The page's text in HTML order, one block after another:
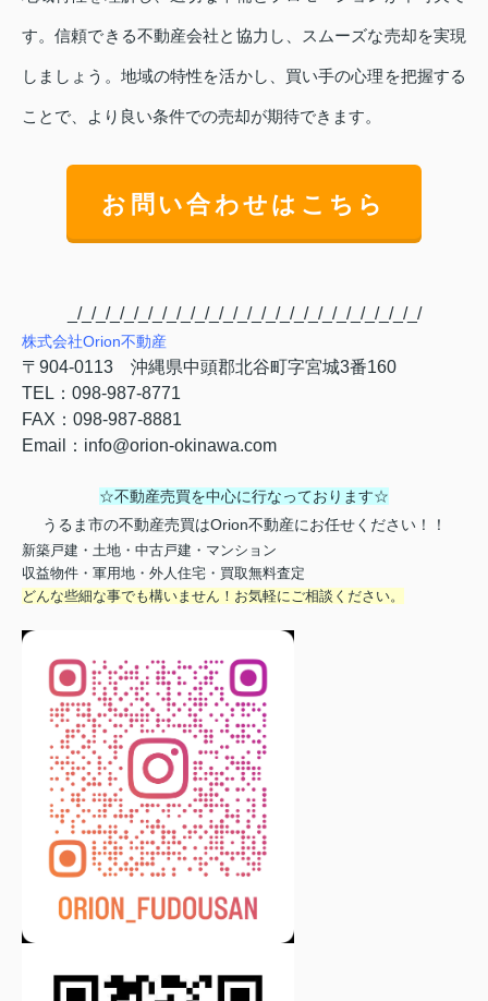
す。信頼できる不動産会社と協力し、スムーズな売却を実現
しましょう。地域の特性を活かし、買い手の心理を把握する
ことで、より良い条件での売却が期待できます。
お問い合わせはこちら
_/_/_/_/_/_/_/_/_/_/_/_/_/_/_/_/_/_/_/_/_/_/_/_/_/
株式会社Orion不動産
〒 904-0113 沖縄県中頭郡北谷町字宮城3番160
TEL ： 098-987-8771
FAX ： 098-987-8881
Email
： info@orion-okinawa.com
☆不動産売買を中心に行なっております☆
うるま市の不動産売買はOrion不動産にお任せください！！
新築戸建・土地・中古戸建・マンション
収益物件・軍用地・外人住宅・買取無料査定
どんな些細な事でも構いません！お気軽にご相談ください。